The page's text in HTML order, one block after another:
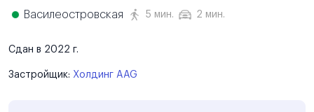
Василеостровская 5 мин. 2 мин.
Сдан в 2022 г.
Застройщик: Холдинг AAG